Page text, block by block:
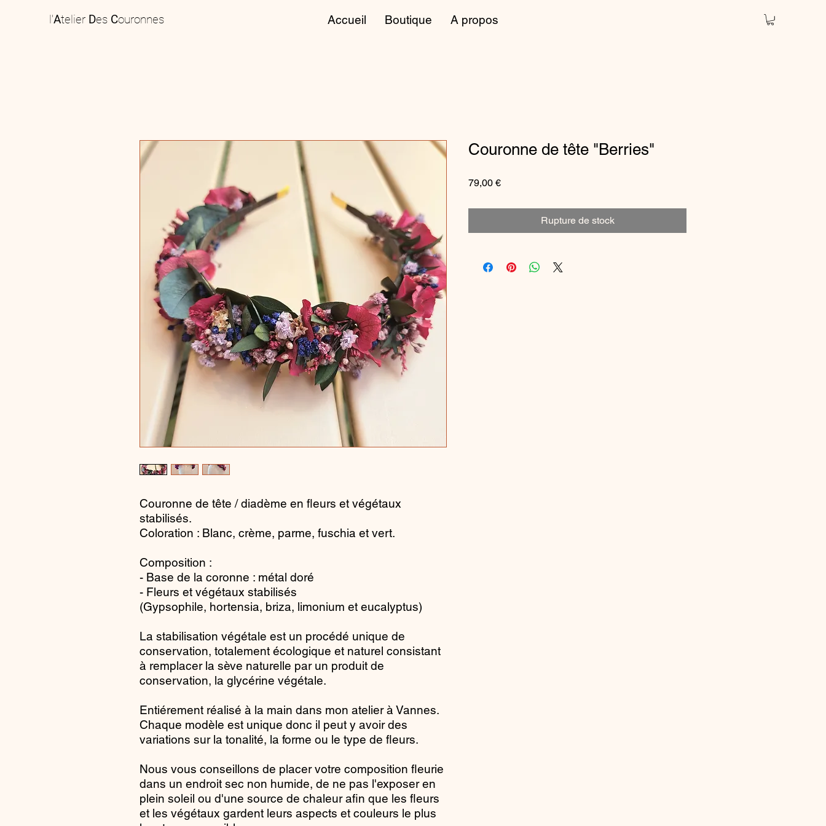
l'Atelier Des Couronnes Accueil Boutique A propos
Couronne de tête / diadème en fleurs et végétaux
stabilisés.
Coloration : Blanc, crème, parme, fuschia et vert.
Composition :
- Base de la coronne : métal doré
- Fleurs et végétaux stabilisés
(Gypsophile, hortensia, briza, limonium et eucalyptus)
La stabilisation végétale est un procédé unique de
conservation, totalement écologique et naturel consistant
à remplacer la sève naturelle par un produit de
conservation, la glycérine végétale.
Entiérement réalisé à la main dans mon atelier à Vannes.
Chaque modèle est unique donc il peut y avoir des
variations sur la tonalité, la forme ou le type de fleurs.
Nous vous conseillons de placer votre composition fleurie
dans un endroit sec non humide, de ne pas l'exposer en
plein soleil ou d'une source de chaleur afin que les fleurs
et les végétaux gardent leurs aspects et couleurs le plus
Couronne de tête "Berries"
79,00 €Prix
Rupture de stock